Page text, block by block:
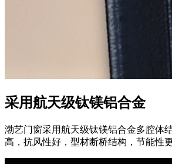
采用航天级钛镁铝合金
渤艺门窗采用航天级钛镁铝合金多腔体
高，抗风性好，型材断桥结构，节能性